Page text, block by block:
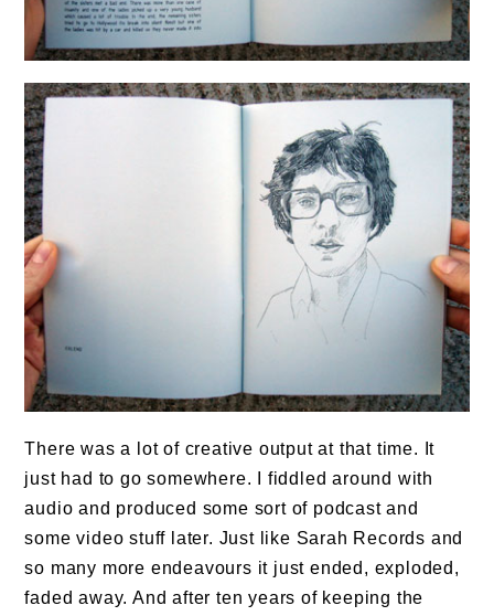
There was a lot of creative output at that time. It
just had to go somewhere. I fiddled around with
audio and produced some sort of podcast and
some video stuff later. Just like Sarah Records and
so many more endeavours it just ended, exploded,
faded away. And after ten years of keeping the